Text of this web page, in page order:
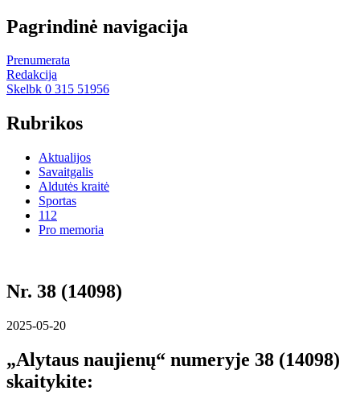
Pagrindinė navigacija
Prenumerata
Redakcija
Skelbk 0 315 51956
Rubrikos
Aktualijos
Savaitgalis
Aldutės kraitė
Sportas
112
Pro memoria
Nr. 38 (14098)
2025-05-20
„Alytaus naujienų“ numeryje 38 (14098)
skaitykite: